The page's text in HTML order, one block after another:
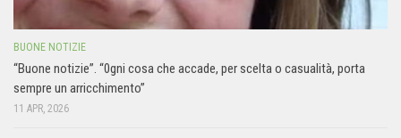
BUONE NOTIZIE
“Buone notizie”. “0gni cosa che accade, per scelta o casualità, porta
sempre un arricchimento”
11 APR, 2026